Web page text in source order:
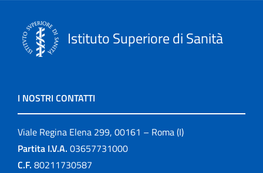
Istituto Superiore di Sanità
I NOSTRI CONTATTI
Viale Regina Elena 299, 00161 – Roma (I)
Partita I.V.A. 03657731000
C.F. 80211730587